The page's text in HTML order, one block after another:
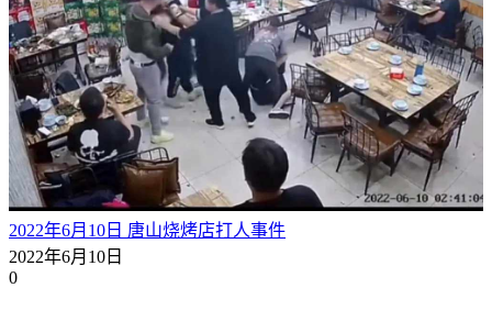
2022年6月10日 唐山烧烤店打人事件
2022年6月10日
0